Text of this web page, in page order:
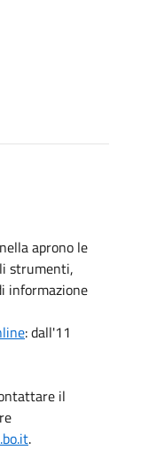
aprono le
strumenti,
informazione
: dall'11
il
.